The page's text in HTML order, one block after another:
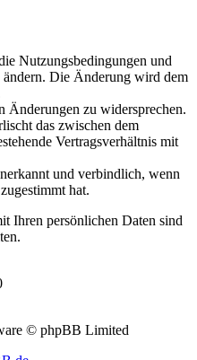
Nutzungsbedingungen und
Die Änderung wird dem
Änderungen zu widersprechen.
das zwischen dem
Vertragsverhältnis mit
und verbindlich, wenn
hat.
Ihren persönlichen Daten sind
© phpBB Limited